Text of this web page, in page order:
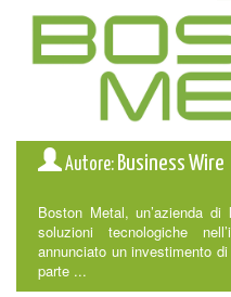
Autore: Business Wire
Boston Metal, un’azienda
soluzioni tecnologiche
annunciato un investimento
parte ...